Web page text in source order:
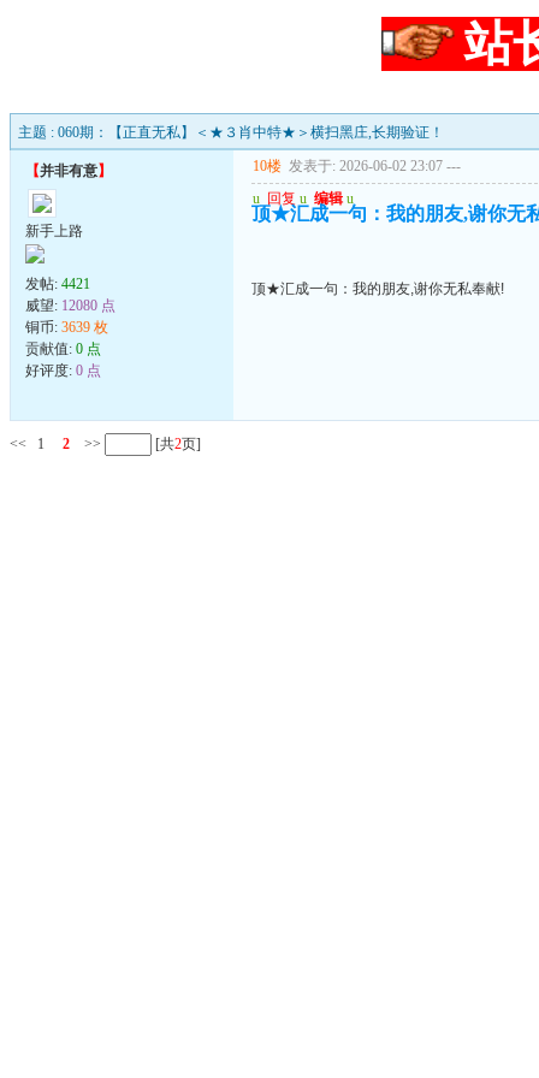
站
主题 : 060期：【正直无私】＜★３肖中特★＞横扫黑庄,长期验证！
【并非有意】
新手上路
发帖: 4421
威望: 12080 点
铜币: 3639 枚
贡献值: 0 点
好评度: 0 点
10楼 发表于: 2026-06-02 23:07 ---
u 回复 u 编辑 u
顶★汇成一句：我的朋友,谢你无
顶★汇成一句：我的朋友,谢你无私奉献!
<< 1 2 >> [共2页]